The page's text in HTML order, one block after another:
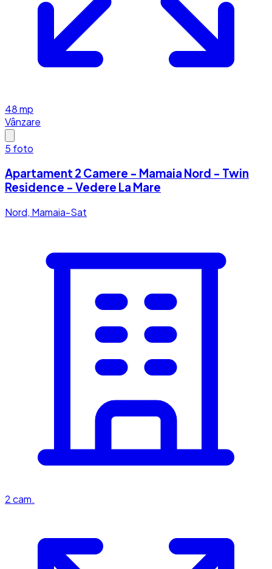
48mp
Vânzare
5 foto
Apartament 2 Camere - Mamaia Nord - Twin
Residence - Vedere La Mare
Nord, Mamaia-Sat
2cam.